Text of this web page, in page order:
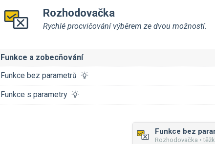
Rozhodovačka
Rychlé procvičování výběrem ze dvou možností.
Funkce a zobecňování
Funkce bez parametrů
Funkce s parametry
Funkce bez
Rozhodovačka •